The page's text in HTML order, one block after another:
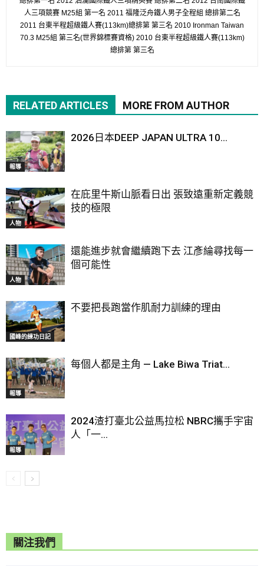
人三項競賽 M25組 第一名 2011 福隆泛舟鐵人男子全程組 總排第二名
2011 台東半程超級鐵人賽(113km)總排第 第三名 2010 Ironman Taiwan
70.3 M25組 第三名(世界錦標賽資格) 2010 台東半程超級鐵人賽(113km)
總排第 第三名
RELATED ARTICLES MORE FROM AUTHOR
報導
2026日本DEEP JAPAN ULTRA 10...
人物
在庇里牛斯山脈看日出 張致遠重新定義競
技的極限
人物
還能進步就會繼續跑下去 江彥綸尋找每一
個可能性
國峰的練功日記
不要把長跑當作肌耐力訓練的理由
報導
每個人都是主角 — Lake Biwa Triat...
報導
2024渣打臺北公益馬拉松 NBRC攜手宇宙
人「一...
關注我們